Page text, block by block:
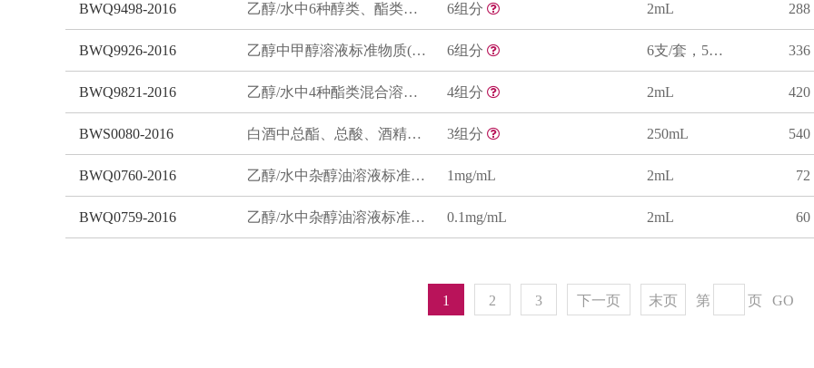
BWQ9498-2016 乙醇/水中6种醇类、酯类混合溶液标准物质 6组分 2mL 288
BWQ9926-2016 乙醇中甲醇溶液标准物质(套标)(GB 5009.266-2016) 6组分 6支/套，5mL/支 336
BWQ9821-2016 乙醇/水中4种酯类混合溶液标准物质 4组分 2mL 420
BWS0080-2016 白酒中总酯、总酸、酒精度质控样品 3组分 250mL 540
BWQ0760-2016 乙醇/水中杂醇油溶液标准物质 1mg/mL 2mL 72
BWQ0759-2016 乙醇/水中杂醇油溶液标准物质 0.1mg/mL 2mL 60
1 2 3 下一页 末页 第 页 GO